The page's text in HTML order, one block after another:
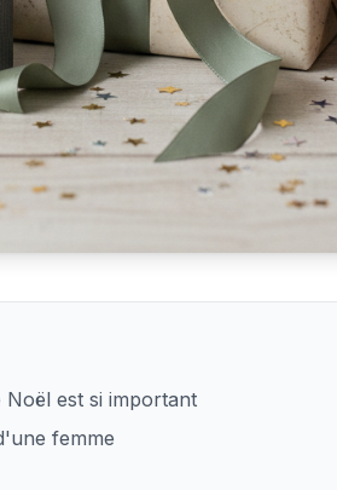
est si important
femme